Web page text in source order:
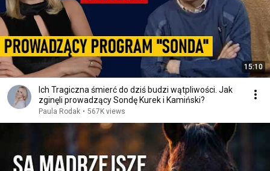
15:10
Ich Tragiczna śmierć do dziś budzi wątpliwości. Jak
zginęli prowadzący Sondę Kurek i Kamiński?
Paula Rodak • 567K views